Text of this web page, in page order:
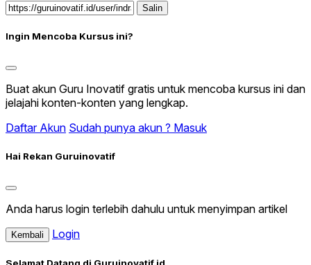
Salin
Ingin Mencoba Kursus ini?
Buat akun Guru Inovatif gratis untuk mencoba kursus ini dan
jelajahi konten-konten yang lengkap.
Daftar Akun Sudah punya akun ? Masuk
Hai Rekan Guruinovatif
Anda harus login terlebih dahulu untuk menyimpan artikel
Kembali Login